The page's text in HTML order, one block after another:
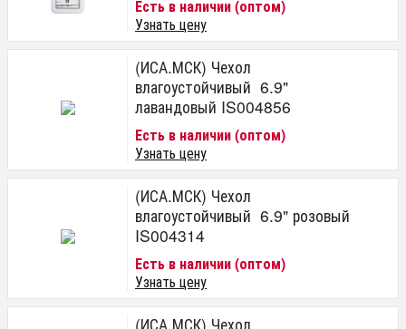
Есть в наличии (оптом)
Узнать цену
(ИСА.МСК) Чехол
влагоустойчивый 6.9"
лавандовый IS004856
Есть в наличии (оптом)
Узнать цену
(ИСА.МСК) Чехол
влагоустойчивый 6.9" розовый
IS004314
Есть в наличии (оптом)
Узнать цену
(ИСА.МСК) Чехол